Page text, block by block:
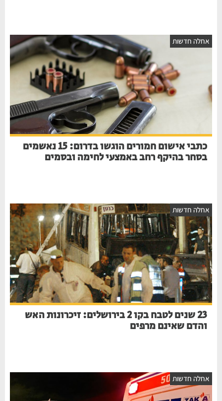
אחלה חדשות
כתבי אישום חמורים הוגשו בדרום: 15 נאשמים
בסחר בהיקף רחב באמצעי לחימה ובסמים
אחלה חדשות
23 שנים לטבח בקו 2 בירושלים: זיכרונות האש
והדם שאינם מרפים
אחלה חדשות